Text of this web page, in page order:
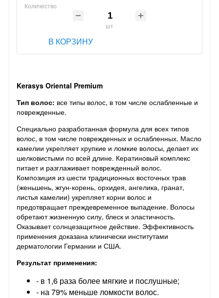
Количество
шт
В КОРЗИНУ
Kerasys Oriental Premium
Тип волос: все типы волос, в том числе ослабленные и
поврежденные.
Специально разработанная формула для всех типов
волос, в том числе поврежденных и ослабленных. Масло
камелии укрепляет хрупкие и ломкие волосы, делает их
шелковистыми по всей длине. Кератиновый комплекс
питает и разглаживает поврежденный волос.
Композиция из шести традиционных восточных трав
(женьшень, жгун-корень, орхидея, ангелика, гранат,
листья камелии) укрепляет корни волос и
предотвращает преждевременное выпадение. Волосы
обретают жизненную силу, блеск и эластичность.
Оказывает солнцезащитное действие. Эффективность
применения доказана клинически институтами
дерматологии Германии и США.
Результат применения:
- в 1,6 раза более мягкие и послушные;
- на 79% меньше ломкости волос.